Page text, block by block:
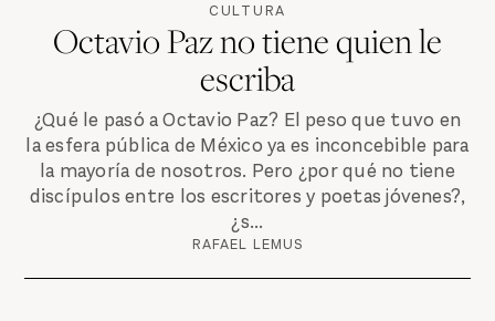
CULTURA
Octavio Paz no tiene quien le
escriba
¿Qué le pasó a Octavio Paz? El peso que tuvo en
la esfera pública de México ya es inconcebible para
la mayoría de nosotros. Pero ¿por qué no tiene
discípulos entre los escritores y poetas jóvenes?,
¿s...
RAFAEL LEMUS